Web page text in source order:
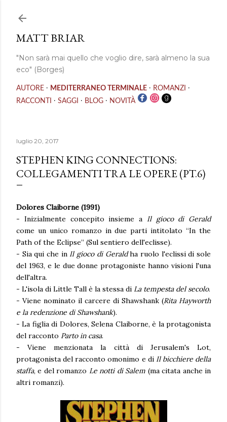
MATT BRIAR
"Non sarà mai quello che voglio dire, sarà almeno la sua
eco" (Borges)
AUTORE · MEDITERRANEO TERMINALE · ROMANZI ·
RACCONTI · SAGGI · BLOG · NOVITÀ
luglio 20, 2017
STEPHEN KING CONNECTIONS:
COLLEGAMENTI TRA LE OPERE (PT.6)
Dolores Claiborne (1991)
- Inizialmente concepito insieme a Il gioco di Gerald
come un unico romanzo in due parti intitolato “In the
Path of the Eclipse” (Sul sentiero dell'eclisse).
- Sia qui che in Il gioco di Geraldha ruolo l'eclissi di sole
del 1963, e le due donne protagoniste hanno visioni l'una
dell'altra.
- L'isola di Little Tall è la stessa di La tempesta del secolo.
- Viene nominato il carcere di Shawshank (Rita Hayworth
e la redenzione di Shawshank).
- La figlia di Dolores, Selena Claiborne, è la protagonista
del racconto Parto in casa.
- Viene menzionata la città di Jerusalem's Lot,
protagonista del racconto omonimo e di Il bicchiere della
staffa, e del romanzo Le notti di Salem (ma citata anche in
altri romanzi).